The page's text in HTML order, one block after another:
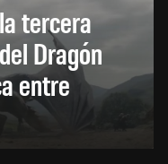
tercera
Dragón
entre